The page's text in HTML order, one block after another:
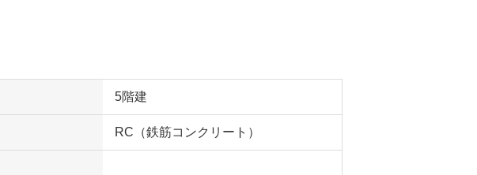
5階建
RC（鉄筋コンクリート）